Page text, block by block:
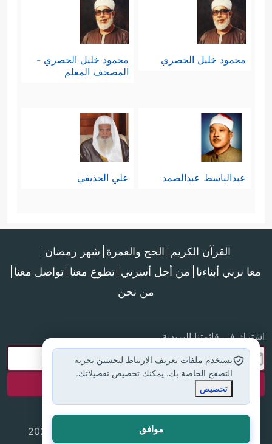
محمود خليل الحصري
محمود خليل الحصري -
المصحف المعلم
عبدالباسط عبدالصمد علي الحذيفي
القرآن الكريم الحج والعمرة شهر رمضان
معا نربي أبناءنا من أجل أسرتي تطوع معنا تواصل معنا
من نحن
اشترك في قائمتنا البريدية
جميع الحقوق محفوظة لموقع إسلام أون لاين © 2025
نستخدم ملفات تعريف الارتباط لتحسين تجربة
التصفح الخاصة بك. يمكنك تخصيص تفضيلاتك.
تخصيص
موافق